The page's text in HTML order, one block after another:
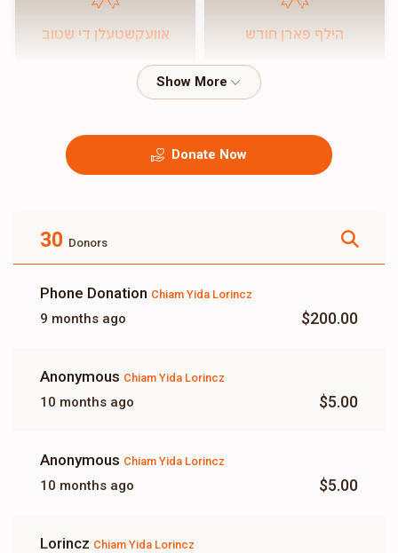
הילף פארן חודש אוועקשטעלן די שטוב
Donate Now
30 Donors
Phone Donation Chiam Yida Lorincz
9 months ago $200.00
Anonymous Chiam Yida Lorincz
10 months ago $5.00
Anonymous Chiam Yida Lorincz
10 months ago $5.00
Lorincz Chiam Yida Lorincz